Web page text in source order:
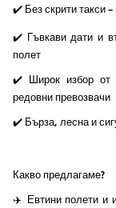
✔️ Без скрити такси
✔️ Гъвкави дати и
полет
✔️ Широк избор от
редовни превозвачи
✔️ Бърза, лесна и
Какво предлагаме?
✈️ Евтини полети и